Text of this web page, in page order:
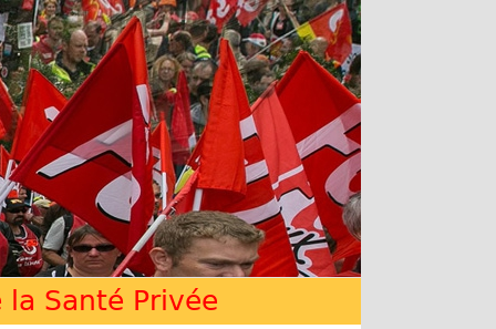
la Santé Privée